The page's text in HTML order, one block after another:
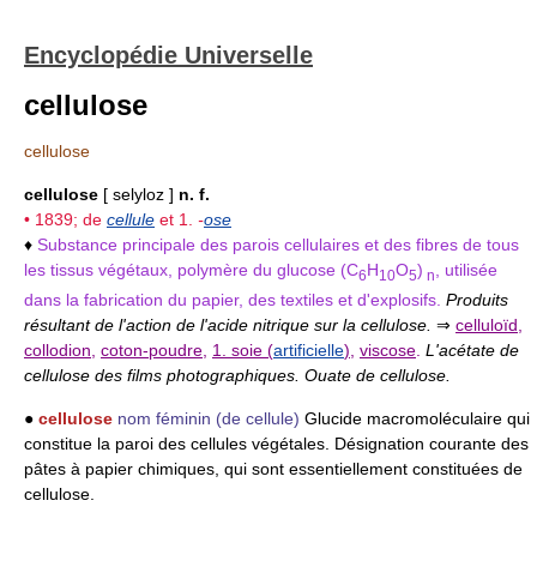
Encyclopédie Universelle
cellulose
cellulose
cellulose [ selyloz ] n. f.
• 1839; de cellule et 1. -ose
♦ Substance principale des parois cellulaires et des fibres de tous
les tissus végétaux, polymère du glucose (C6H10O5) n
, utilisée
dans la fabrication du papier, des textiles et d'explosifs. Produits
résultant de l'action de l'acide nitrique sur la cellulose. ⇒ celluloïd
collodion coton-poudre 1. soie (artificielle) viscose L'acétate de
cellulose des films photographiques. Ouate de cellulose.
● cellulose nom féminin (de cellule) Glucide macromoléculaire qui
constitue la paroi des cellules végétales. Désignation courante des
pâtes à papier chimiques, qui sont essentiellement constituées de
cellulose.